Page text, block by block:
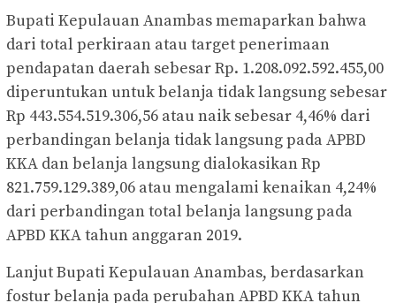
Bupati Kepulauan Anambas memaparkan bahwa
dari total perkiraan atau target penerimaan
pendapatan daerah sebesar Rp. 1.208.092.592.455,00
diperuntukan untuk belanja tidak langsung sebesar
Rp 443.554.519.306,56 atau naik sebesar 4,46% dari
perbandingan belanja tidak langsung pada APBD
KKA dan belanja langsung dialokasikan Rp
821.759.129.389,06 atau mengalami kenaikan 4,24%
dari perbandingan total belanja langsung pada
APBD KKA tahun anggaran 2019.
Lanjut Bupati Kepulauan Anambas, berdasarkan
fostur belanja pada perubahan APBD KKA tahun